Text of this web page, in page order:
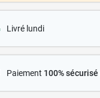
Livré lundi
Paiement 100% sécurisé